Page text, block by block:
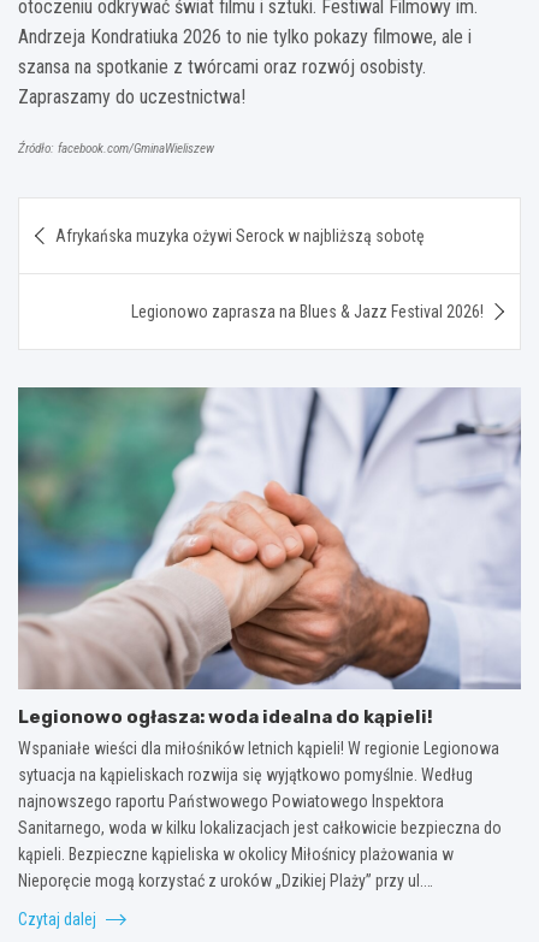
otoczeniu odkrywać świat filmu i sztuki. Festiwal Filmowy im.
Andrzeja Kondratiuka 2026 to nie tylko pokazy filmowe, ale i
szansa na spotkanie z twórcami oraz rozwój osobisty.
Zapraszamy do uczestnictwa!
Źródło: facebook.com/GminaWieliszew
wpisu
Afrykańska muzyka ożywi Serock w najbliższą sobotę
Legionowo zaprasza na Blues & Jazz Festival 2026!
Legionowo ogłasza: woda idealna do kąpieli!
Wspaniałe wieści dla miłośników letnich kąpieli! W regionie Legionowa
sytuacja na kąpieliskach rozwija się wyjątkowo pomyślnie. Według
najnowszego raportu Państwowego Powiatowego Inspektora
Sanitarnego, woda w kilku lokalizacjach jest całkowicie bezpieczna do
kąpieli. Bezpieczne kąpieliska w okolicy Miłośnicy plażowania w
Nieporęcie mogą korzystać z uroków „Dzikiej Plaży” przy ul.…
Czytaj dalej